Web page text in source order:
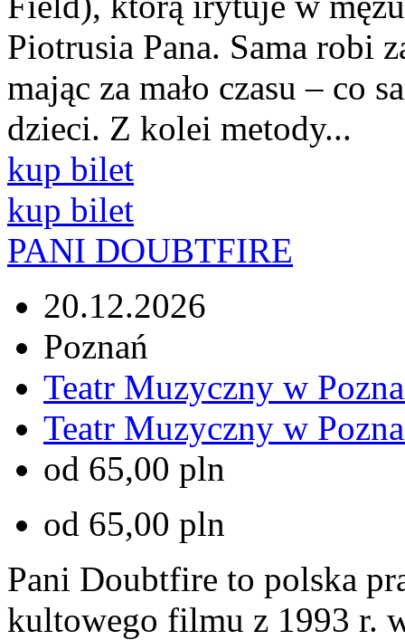
Piotrusia Pana. Sama robi
mając za mało czasu – co
dzieci. Z kolei metody...
kup bilet
kup bilet
PANI DOUBTFIRE
20.12.2026
Poznań
Teatr Muzyczny w
Teatr Muzyczny w
od 65,00 pln
od 65,00 pln
Pani Doubtfire to polska
kultowego filmu z 1993 r.